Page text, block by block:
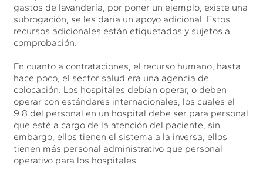
gastos de lavandería, por poner un ejemplo, existe una
subrogación, se les daría un apoyo adicional. Estos
recursos adicionales están etiquetados y sujetos a
comprobación.
En cuanto a contrataciones, el recurso humano, hasta
hace poco, el sector salud era una agencia de
colocación. Los hospitales debían operar, o deben
operar con estándares internacionales, los cuales el
9.8 del personal en un hospital debe ser para personal
que esté a cargo de la atención del paciente, sin
embargo, ellos tienen el sistema a la inversa, ellos
tienen más personal administrativo que personal
operativo para los hospitales.